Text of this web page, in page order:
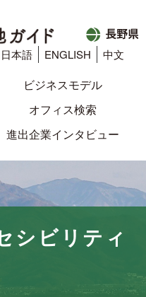
日本語 ENGLISH 中文
ビジネスモデル
オフィス検索
進出企業インタビュー
シビリティ